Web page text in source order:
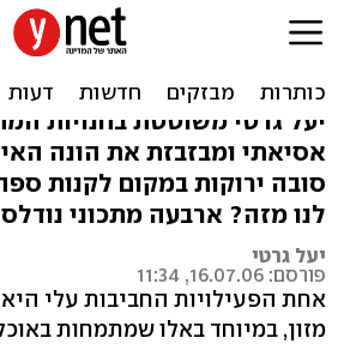
על חנויות
ואטריות מוזרות
יעל גרטי משוטטת בחנויות
אסיאתי ומבזבזת את הונה
סובה ירוקות במקום לקנות
לנו מזה? ארבעה מתכוני
יעל גרטי
פורסם: 16.07.06, 11:34
אחת הפעילויות החביבות עלי
מזון, במיוחד באלו שמתמחות